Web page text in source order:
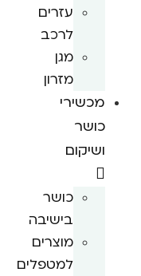
עזרים
לרכב
מגן
מזרון
מכשירי
כושר
ושיקום
כושר
בישיבה
מוצרים
למטפלים